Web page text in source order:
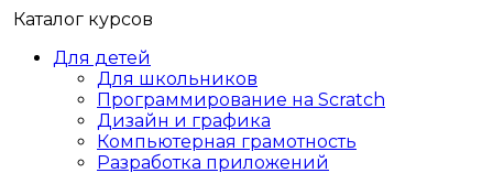
Каталог курсов
Для детей
Для школьников
Программирование на Scratch
Дизайн и графика
Компьютерная грамотность
Разработка приложений